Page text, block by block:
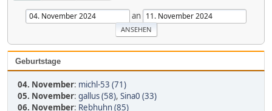
an
Geburtstage
04. November: michl-53 (71)
05. November: gallus (58), Sina0 (33)
06. November: Rebhuhn (85)